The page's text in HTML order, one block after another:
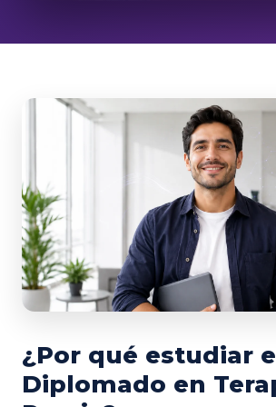
¿Por qué estudiar
Diplomado en